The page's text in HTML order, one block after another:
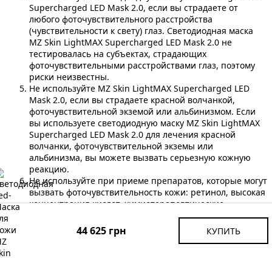
44 625 грн КУПИТЬ
Supercharged LED Mask 2.0, если вы страдаете от
любого фоточувствительного расстройства
(чувствительности к свету) глаз. Светодиодная маска
MZ Skin LightMAX Supercharged LED Mask 2.0 не
тестировалась на субъектах, страдающих
фоточувствительными расстройствами глаз, поэтому
риски неизвестны.
Не используйте MZ Skin LightMAX Supercharged LED
Mask 2.0, если вы страдаете красной волчанкой,
фоточувствительной экземой или альбинизмом. Если
вы используете светодиодную маску MZ Skin LightMAX
Supercharged LED Mask 2.0 для лечения красной
волчанки, фоточувствительной экземы или
альбинизма, вы можете вызвать серьезную кожную
реакцию.
Не используйте при приеме препаратов, которые могут
вызвать фоточувствительность кожи: ретинол, высокая
концентрация кислот, химиотерапевтические
препараты, антибиотики, диуретики. Если вы не
уверены в любом лекарстве, рекомендуем
проконсультироваться с вашим врачом.